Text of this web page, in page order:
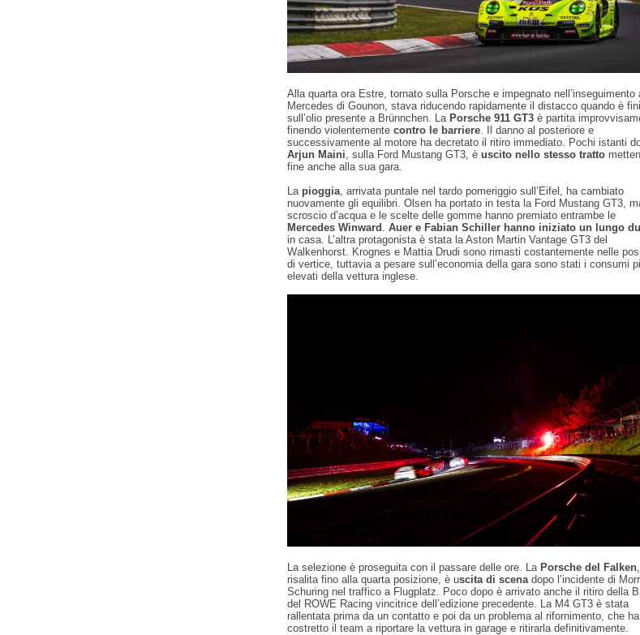
Alla quarta ora Estre, tornato sulla Porsche e impegnato nell’inseguimento
Mercedes di Gounon, stava riducendo rapidamente il distacco quando è
sull’olio presente a Brünnchen. La Porsche 911 GT3 è partita
finendo violentemente contro le barriere. Il danno al posteriore e
successivamente al motore ha decretato il ritiro immediato. Pochi istanti
Arjun Maini, sulla Ford Mustang GT3, è uscito nello stesso tratto
fine anche alla sua gara.
La pioggia, arrivata puntale nel tardo pomeriggio sull’Eifel, ha cambiato
nuovamente gli equilibri. Olsen ha portato in testa la Ford Mustang GT3,
scroscio d’acqua e le scelte delle gomme hanno premiato entrambe le
Mercedes Winward . Auer e Fabian Schiller hanno iniziato un lungo
in casa. L’altra protagonista è stata la Aston Martin Vantage GT3 del
Walkenhorst. Krognes e Mattia Drudi sono rimasti costantemente nelle
di vertice, tuttavia a pesare sull’economia della gara sono stati i consumi
elevati della vettura inglese.
La selezione è proseguita con il passare delle ore. La Porsche del Falken
risalita fino alla quarta posizione, è uscita di scena dopo l’incidente di
Schuring nel traffico a Flugplatz. Poco dopo è arrivato anche il ritiro della
del ROWE Racing vincitrice dell’edizione precedente. La M4 GT3 è stata
rallentata prima da un contatto e poi da un problema al rifornimento, che ha
costretto il team a riportare la vettura in garage e ritirarla definitivamente.